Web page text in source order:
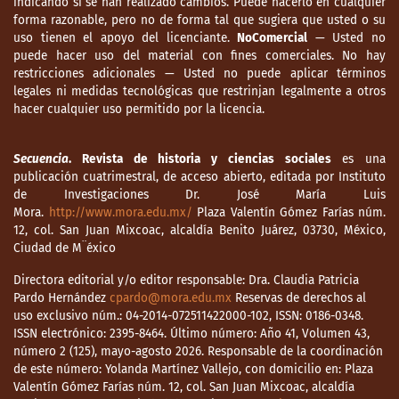
Goldentul, A. y Saferstein, E. (2020). El
“diálogo” como filosofía y como praxis: la
circulación de ideas alternativas sobre el
pasado reciente y su recepción en la
agrupación Puentes para la Legalidad.
https://doi.org/10.24215/18521606e099.
Guber, R. (2004). El Salvaje Metropolitano.
Buenos Aires: Paidós.
Guglielmucci, A. (2013). La consagración de
la memoria. Una etnografía acerca de la
institucionalización del recuerdo sobre
crímenes del terrorismo de Estado en
Argentina. Buenos Aires: Antropofagia.
Hilb, C. (2010). La virtud de la Justicia y su
forma razonable, pero no de forma tal que sugiera que usted o su
uso tienen el apoyo del licenciante.NoComercial — Usted no
puede hacer uso del material con fines comerciales. No hay
restricciones adicionales — Usted no puede aplicar términos
legales ni medidas tecnológicas que restrinjan legalmente a otros
hacer cualquier uso permitido por la licencia.
Secuencia. Revista de historia y ciencias socialeses una
publicación cuatrimestral, de acceso abierto, editada por Instituto
de Investigaciones Dr. José María Luis
Mora. http://www.mora.edu.mx/ Plaza Valentín Gómez Farías núm.
12, col. San Juan Mixcoac, alcaldía Benito Juárez, 03730, México,
Ciudad de M¨éxico
Directora editorial y/o editor responsable: Dra. Claudia Patricia
Pardo Hernández cpardo@mora.edu.mx Reservas de derechos al
uso exclusivo núm.: 04-2014-072511422000-102, ISSN: 0186-0348.
ISSN electrónico: 2395-8464. Último número: Año 41, Volumen 43,
número 2 (125), mayo-agosto 2026. Responsable de la coordinación
de este número: Yolanda Martínez Vallejo, con domicilio en: Plaza
Valentín Gómez Farías núm. 12, col. San Juan Mixcoac, alcaldía